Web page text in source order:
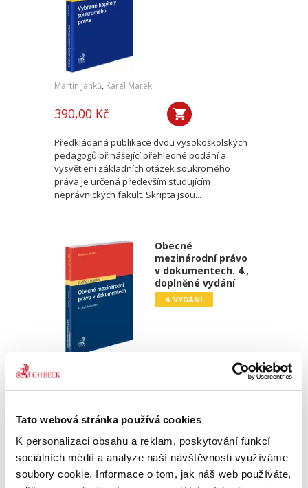
Tato webová stránka používá cookies
K personalizaci obsahu a reklam, poskytování funkcí
sociálních médií a analýze naší návštěvnosti využíváme
soubory cookie. Informace o tom, jak náš web používáte,
Martin Janků, Karel Marek
390,00 Kč
Předkládaná publikace dvou vysokoškolských
pedagogů přinášející přehledné podání a
vysvětlení základních otázek soukromého
práva je určená především studujícím
neprávnických fakult. Skripta jsou...
Obecné
mezinárodní právo
v dokumentech. 4.,
doplněné vydání
4. VYDÁNÍ
Jan Ondřej
Čtvrté, doplněné vydání obecných dokumentů
ke studiu mezinárodního práva veřejného
obsahuje výběr nejvýznamnějších
mnohostranných mezinárodních smluv
uzavřených na celosvětové úrovni mezi státy....